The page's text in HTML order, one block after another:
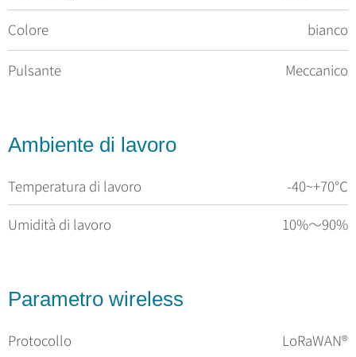
Colore bianco
Pulsante Meccanico
Ambiente di lavoro
Temperatura di lavoro
-40~+70℃
Umidità di lavoro
10%～90%
Parametro wireless
Protocollo
LoRaWAN®